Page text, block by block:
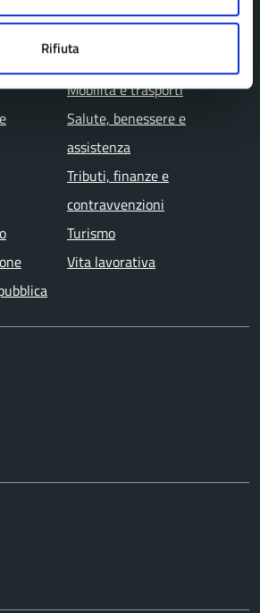
Rifiuta
Imprese e commercio
Mobilità e trasporti
Salute, benessere e
assistenza
Tributi, finanze e
contravvenzioni
Turismo
Vita lavorativa